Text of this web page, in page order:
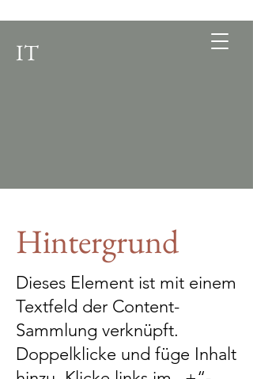
IT
Hintergrund
Dieses Element ist mit einem
Textfeld der Content-
Sammlung verknüpft.
Doppelklicke und füge Inhalt